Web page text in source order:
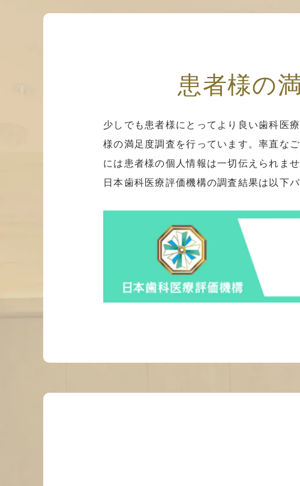
患者様の
少しでも患者様にとってより良い歯科医
様の満足度調査を行っています。率直な
には患者様の個人情報は一切伝えられま
日本歯科医療評価機構の調査結果は以下